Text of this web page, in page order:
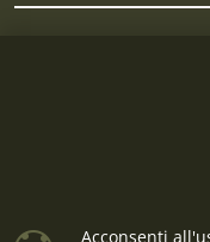
Acconsenti